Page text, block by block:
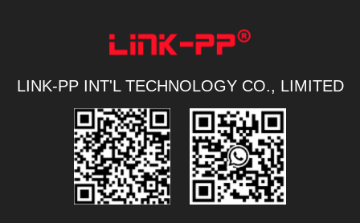
LINK-PP INT'L TECHNOLOGY CO., LIMITED